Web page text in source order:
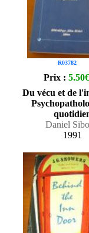
R03782
Prix : 5.50€
Du vécu et de
Daniel
1991